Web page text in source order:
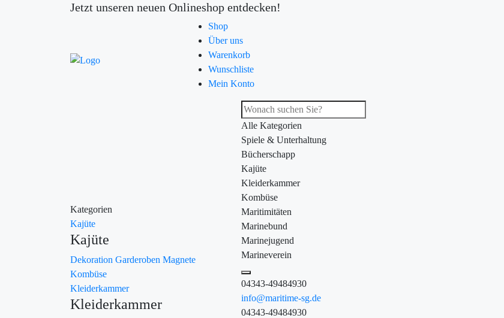
Jetzt unseren neuen Onlineshop entdecken!
Shop
Über uns
Warenkorb
Wunschliste
Mein Konto
Kategorien
Kajüte
Kajüte
Dekoration Garderoben Magnete
Kombüse
Kleiderkammer
Kleiderkammer
Alle Kategorien
Spiele & Unterhaltung
Bücherschapp
Kajüte
Kleiderkammer
Kombüse
Maritimitäten
Marinebund
Marinejugend
Marineverein
04343-49484930
info@maritime-sg.de
04343-49484930